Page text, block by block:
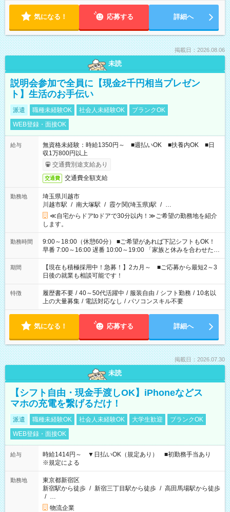
気になる！ 応募する 詳細へ
掲載日：2026.08.06
未読
説明会参加で全員に【現金2千円相当プレゼン
ト】生活のお手伝い
派遣 職種未経験OK 社会人未経験OK
ブランクOK
WEB登録・面接OK
給与
無資格未経験：時給1350円～ ■週払いOK ■扶養内OK ■日
収1万800円以上
交通費別途支給あり
交通費 交通費全額支給
勤務地
埼玉県川越市
川越市駅 / 南大塚駅 / 霞ケ関(埼玉県)駅 / …
≪自宅からドアtoドアで30分以内！≫ご希望の勤務地を紹介
します。
勤務時間
9:00～18:00（休憩60分） ■ご希望があれば下記シフトもOK！
早番 7:00～16:00 遅番 10:00～19:00 「家族と休みを合わせた
い」 「余裕を持って夕飯の準備がしたい」 「できれば残業はし
たくない」 など、ご希望を教えてくださいね。 ※Wワーク希望
の方へ 今ご覧のお仕事で希望する勤務時間と、もう1つのお仕事
の勤務時間。 合計で週40時間を超える場合は応募できません。
期間
【現在も積極採用中！急募！】2カ月～ ■ご応募から最短2～3
日後の就業も相談可能です！
特徴 履歴書不要 / 40～50代活躍中 / 服装自由 / シフト勤務 / 10名以
上の大量募集 / 電話対応なし / パソコンスキル不要
気になる！ 応募する 詳細へ
掲載日：2026.07.30
未読
【シフト自由・現金手渡しOK】iPhoneなどス
マホの充電を繋げるだけ！
派遣 職種未経験OK 社会人未経験OK 大学生歓迎
ブランクOK
WEB登録・面接OK
給与
時給1414円～ ▼日払いOK（規定あり） ■初勤務手当あり
※規定による
勤務地
東京都新宿区
新宿駅から徒歩 / 新宿三丁目駅から徒歩 / 高田馬場駅から徒歩
/ …
物流企業